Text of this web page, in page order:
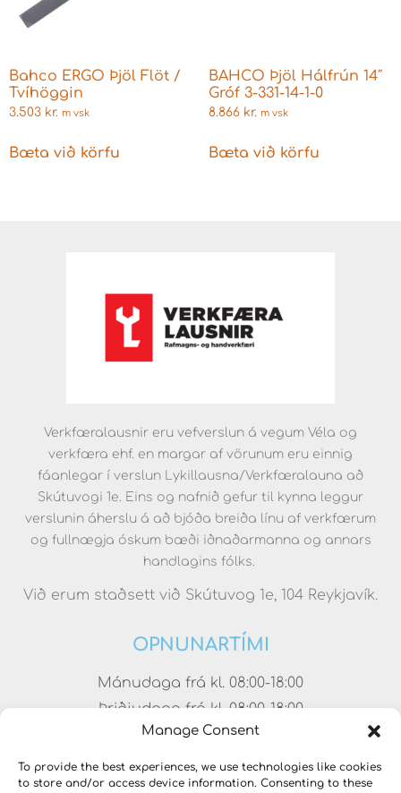
Manage Consent
To provide the best experiences, we use technologies like cookies
to store and/or access device information. Consenting to these
Bahco ERGO Þjöl Flöt /
Tvíhöggin
3.503 kr. m vsk
Bæta við körfu
BAHCO Þjöl Hálfrún 14″
Gróf 3-331-14-1-0
8.866 kr. m vsk
Bæta við körfu
Verkfæralausnir eru vefverslun á vegum Véla og
verkfæra ehf. en margar af vörunum eru einnig
fáanlegar í verslun Lykillausna/Verkfæralauna að
Skútuvogi 1e. Eins og nafnið gefur til kynna leggur
verslunin áherslu á að bjóða breiða línu af verkfærum
og fullnægja óskum bæði iðnaðarmanna og annars
handlagins fólks.
Við erum staðsett við Skútuvog 1e, 104 Reykjavík.
OPNUNARTÍMI
Mánudaga frá kl. 08:00-18:00
Þriðjudaga frá kl. 08:00-18:00
Miðvikudaga frá kl. 08:00-18:00
Fimmtudaga frá kl. 08:00-18:00
Föstudaga frá kl. 08:00-17:00